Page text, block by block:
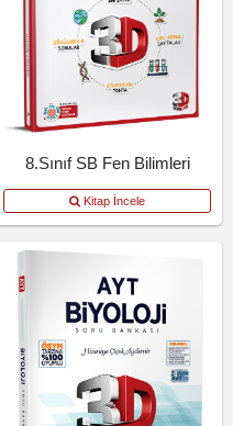
8.Sınıf SB Fen Bilimleri
Kitap İncele